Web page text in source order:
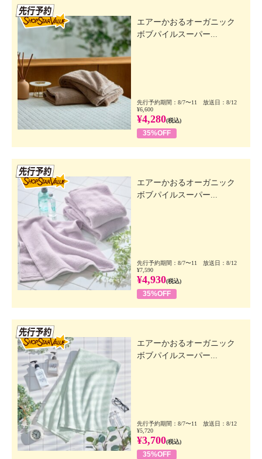
エアーかおるオーガニック
ボブパイルスーパー...
先行予約期間：8/7〜11 放送日：8/12
¥6,600
¥4,280(税込)
35%OFF
エアーかおるオーガニック
ボブパイルスーパー...
先行予約期間：8/7〜11 放送日：8/12
¥7,590
¥4,930(税込)
35%OFF
エアーかおるオーガニック
ボブパイルスーパー...
先行予約期間：8/7〜11 放送日：8/12
¥5,720
¥3,700(税込)
35%OFF